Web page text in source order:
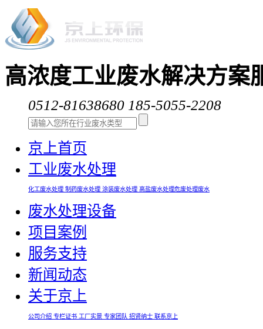
高浓度工业废水解决方案
0512-81638680 185-5055-2208
京上首页
工业废水处理
化工废水处理 制药废水处理 涂装废水处理 高盐废水处理危废处理废水
废水处理设备
项目案例
服务支持
新闻动态
关于京上
公司介绍 专栏证书 工厂实景 专家团队 招贤纳士 联系京上